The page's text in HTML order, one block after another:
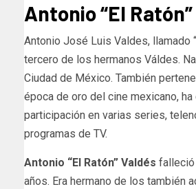
Antonio “El
Antonio José Luis Valdes, llamado
tercero de los hermanos Váldes.
Ciudad de México. También
época de oro del cine mexicano,
participación en varias series,
programas de TV.
Antonio “El Ratón” Valdés falleció
años. Era hermano de los también